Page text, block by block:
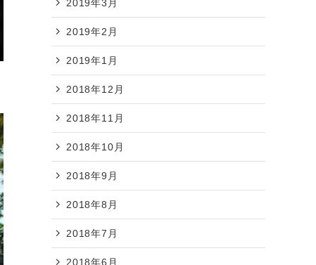
2019年3月
2019年2月
2019年1月
2018年12月
2018年11月
2018年10月
2018年9月
2018年8月
2018年7月
2018年6月